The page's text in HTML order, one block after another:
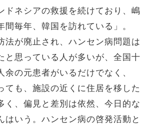
ドネシアの救援を続けており、嶋
間毎年、韓国を訪れている」。
法が廃止され、ハンセン病問題は
と思っている人が多いが、全国十
余の元患者がいるだけでなく、
ても、施設の近くに住居を移した
く、偏見と差別は依然、今日的な
はいう。ハンセン病の啓発活動と